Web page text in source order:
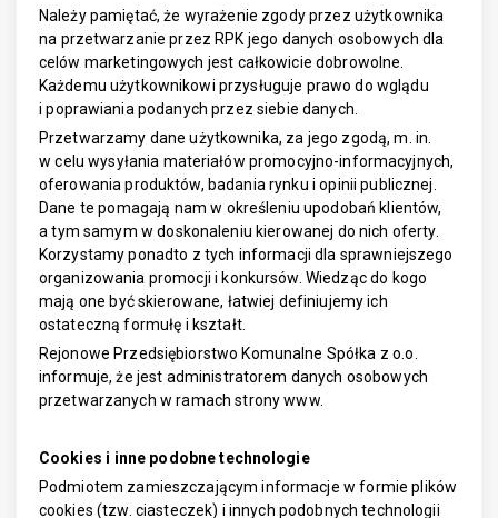
Należy pamiętać, że wyrażenie zgody przez użytkownika
na przetwarzanie przez RPK jego danych osobowych dla
celów marketingowych jest całkowicie dobrowolne.
Każdemu użytkownikowi przysługuje prawo do wglądu
i poprawiania podanych przez siebie danych.
Przetwarzamy dane użytkownika, za jego zgodą, m. in.
w celu wysyłania materiałów promocyjno-informacyjnych,
oferowania produktów, badania rynku i opinii publicznej.
Dane te pomagają nam w określeniu upodobań klientów,
a tym samym w doskonaleniu kierowanej do nich oferty.
Korzystamy ponadto z tych informacji dla sprawniejszego
organizowania promocji i konkursów. Wiedząc do kogo
mają one być skierowane, łatwiej definiujemy ich
ostateczną formułę i kształt.
Rejonowe Przedsiębiorstwo Komunalne Spółka z o.o.
informuje, że jest administratorem danych osobowych
przetwarzanych w ramach strony www.
Cookies i inne podobne technologie
Podmiotem zamieszczającym informacje w formie plików
cookies (tzw. ciasteczek) i innych podobnych technologii